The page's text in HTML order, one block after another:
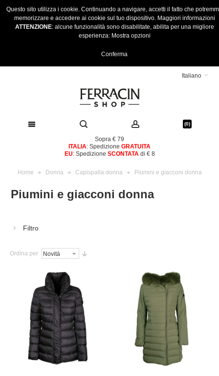
Questo sito utilizza i cookie. Continuando a navigare, accetti il fatto che
memorizzare e accedere ai cookie sul tuo dispositivo. Maggiori informazioni
ATTENZIONE: alcune funzionalità sono disabilitate, abilita per una migliore
esperienza: Mostra opzioni
Conferma
Italiano
(0)
Sopra € 79
ITALIA: Spedizione GRATUITA
EU: Spedizione SCONTATAdi € 8
Home Donna Capispalla donna Piumini e giacconi donna
Piumini e giacconi donna
Filtro
Ordina per